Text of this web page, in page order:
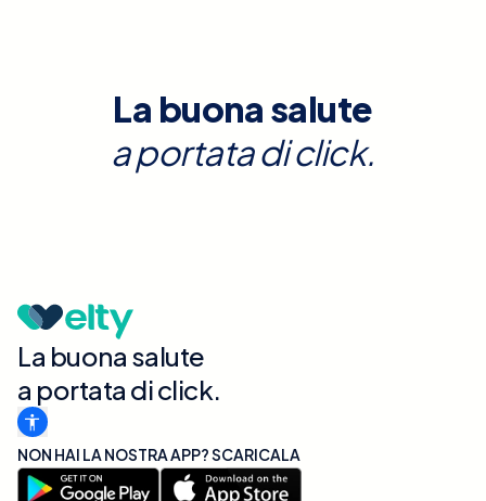
La buona salute
a portata di click.
La buona salute
a portata di click.
NON HAI LA NOSTRA APP? SCARICALA